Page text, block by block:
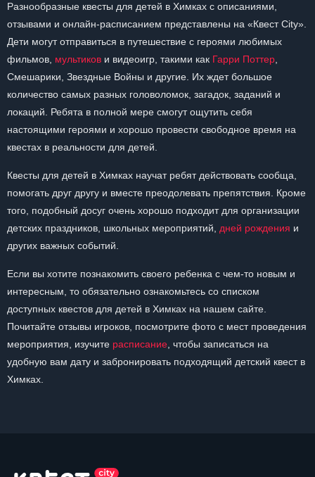
Разнообразные квесты для детей в Химках с описаниями,
отзывами и онлайн-расписанием представлены на «Квест City».
Дети могут отправиться в путешествие с героями любимых
фильмов, мультиков и видеоигр, такими как Гарри Поттер
Смешарики, Звездные Войны и другие. Их ждет большое
количество самых разных головоломок, загадок, заданий и
локаций. Ребята в полной мере смогут ощутить себя
настоящими героями и хорошо провести свободное время на
квестах в реальности для детей.
Квесты для детей в Химках научат ребят действовать сообща,
помогать друг другу и вместе преодолевать препятствия. Кроме
того, подобный досуг очень хорошо подходит для организации
детских праздников, школьных мероприятий, дней рождения и
других важных событий.
Если вы хотите познакомить своего ребенка с чем-то новым и
интересным, то обязательно ознакомьтесь со списком
доступных квестов для детей в Химках на нашем сайте.
Почитайте отзывы игроков, посмотрите фото с мест проведения
мероприятия, изучите расписание , чтобы записаться на
удобную вам дату и забронировать подходящий детский квест в
Химках.